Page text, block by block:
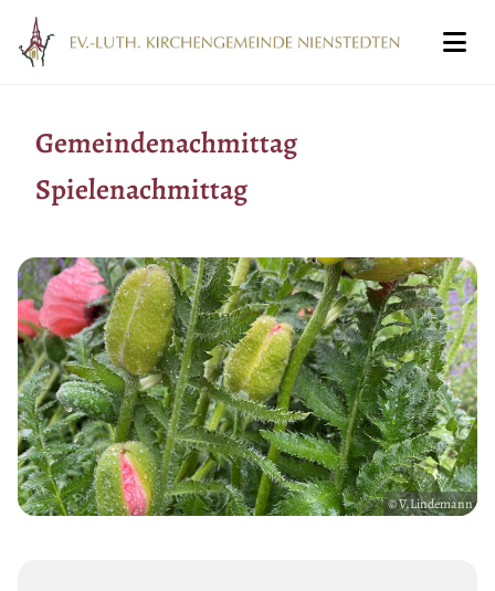
Gemeindenachmittag
Spielenachmittag
© V.Lindemann